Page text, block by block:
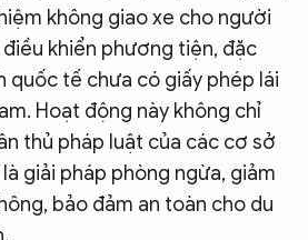
không giao xe cho người
khiển phương tiện, đặc
quốc tế chưa có giấy phép lái
Hoạt động này không chỉ
thủ pháp luật của các cơ sở
giải pháp phòng ngừa, giảm
bảo đảm an toàn cho du